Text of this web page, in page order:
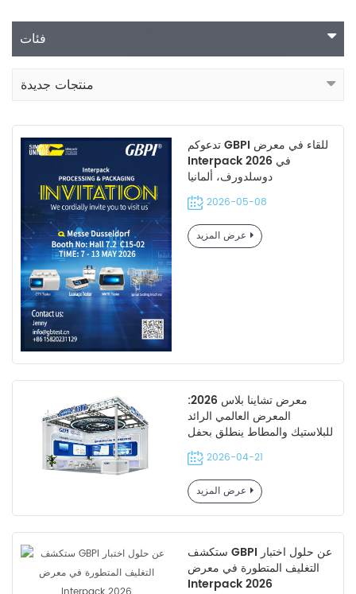
فئات
منتجات جديدة
تدعوكم GBPI للقاء في معرض
Interpack 2026 في
دوسلدورف، ألمانيا
2026-05-08
عرض المزيد
معرض تشاينا بلاس 2026:
المعرض العالمي الرائد
للبلاستيك والمطاط ينطلق بحفل
كبير في شنغهاي، ويقدم معهد
البلاستيك العالمي (GBPI)
2026-04-21
عرض المزيد
ستكشف GBPI عن حلول اختبار
التغليف المتطورة في معرض
Interpack 2026